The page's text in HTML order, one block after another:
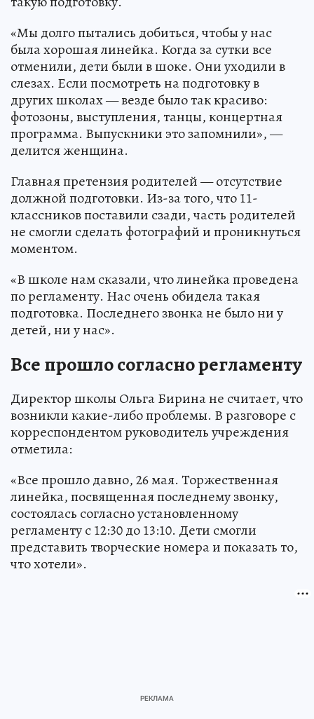
«Мы долго пытались добиться, чтобы у нас
была хорошая линейка. Когда за сутки все
отменили, дети были в шоке. Они уходили в
слезах. Если посмотреть на подготовку в
других школах — везде было так красиво:
фотозоны, выступления, танцы, концертная
программа. Выпускники это запомнили», —
делится женщина.
Главная претензия родителей — отсутствие
должной подготовки. Из-за того, что 11-
классников поставили сзади, часть родителей
не смогли сделать фотографий и проникнуться
моментом.
«В школе нам сказали, что линейка проведена
по регламенту. Нас очень обидела такая
подготовка. Последнего звонка не было ни у
детей, ни у нас».
Все прошло согласно регламенту
Директор школы Ольга Бирина не считает, что
возникли какие-либо проблемы. В разговоре с
корреспондентом руководитель учреждения
отметила:
«Все прошло давно, 26 мая. Торжественная
линейка, посвященная последнему звонку,
состоялась согласно установленному
регламенту с 12:30 до 13:10. Дети смогли
представить творческие номера и показать то,
что хотели».